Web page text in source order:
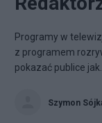
Programy w
z programem
pokazać publice jak...
Szymon